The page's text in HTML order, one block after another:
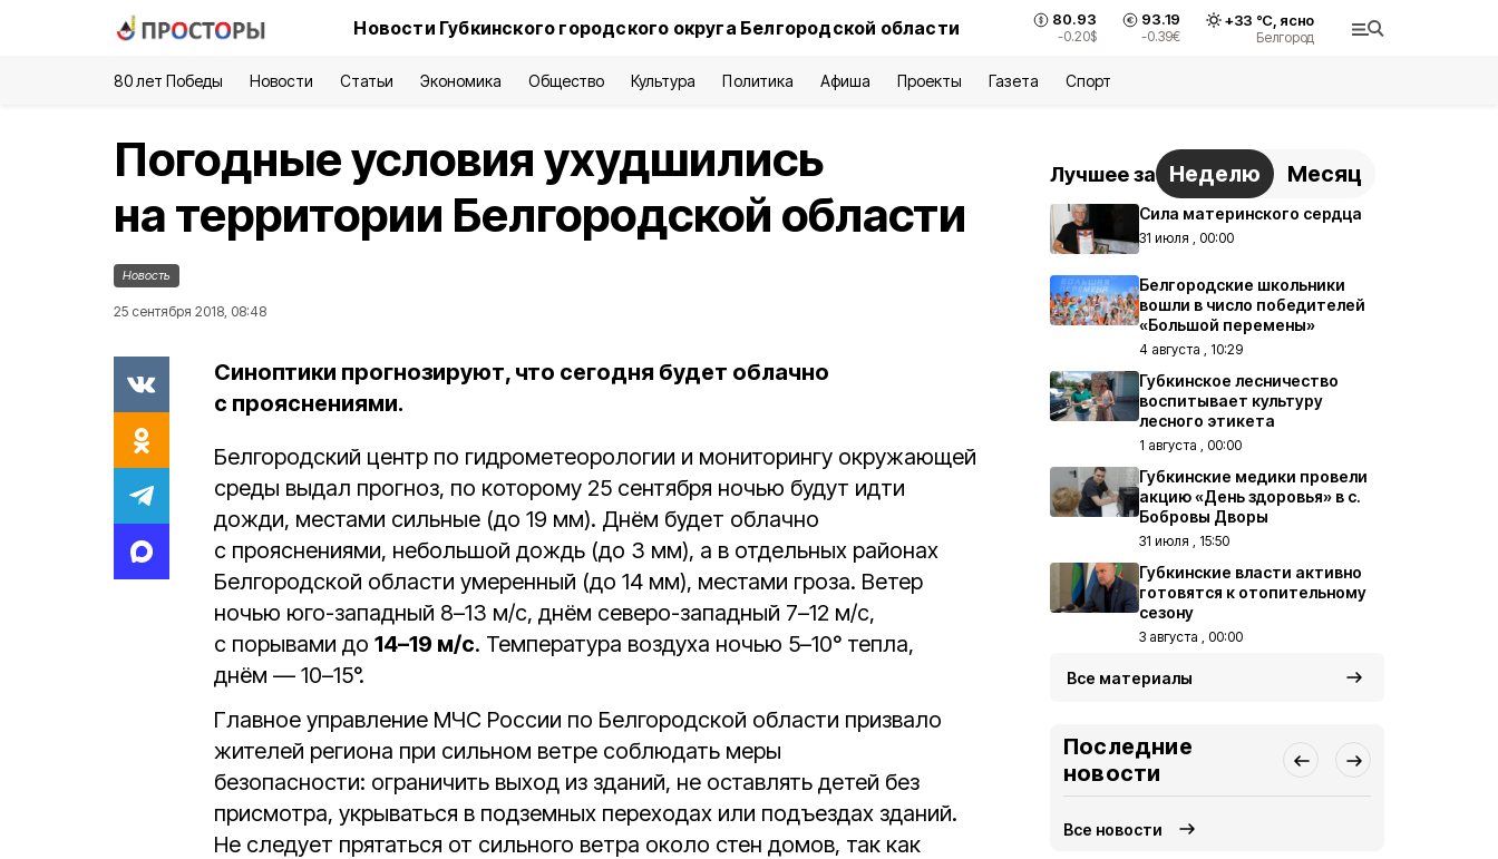
Новости Губкинского городского округа Белгородской области 80.93
-0.20$
93.19
-0.39€
+33 °С, ясно
Белгород
80 лет Победы Новости Статьи Экономика Общество Культура Политика Афиша Проекты Газета Спорт
Погодные условия ухудшились
на территории Белгородской области
Новость
25 сентября 2018, 08:48
Синоптики прогнозируют, что сегодня будет облачно
с прояснениями.
Белгородский центр по гидрометеорологии и мониторингу окружающей
среды выдал прогноз, по которому 25 сентября ночью будут идти
дожди, местами сильные (до 19 мм). Днём будет облачно
с прояснениями, небольшой дождь (до 3 мм), а в отдельных районах
Белгородской области умеренный (до 14 мм), местами гроза. Ветер
ночью юго-западный 8–13 м/с, днём северо-западный 7–12 м/с,
с порывами до 14–19 м/с. Температура воздуха ночью 5–10° тепла,
днём — 10–15°.
Главное управление МЧС России по Белгородской области призвало
жителей региона при сильном ветре соблюдать меры
безопасности: ограничить выход из зданий, не оставлять детей без
присмотра, укрываться в подземных переходах или подъездах зданий.
Не следует прятаться от сильного ветра около стен домов, так как
Лучшее за Неделю Месяц
Сила материнского сердца
31 июля , 00:00
Белгородские школьники
вошли в число победителей
«Большой перемены»
4 августа , 10:29
Губкинское лесничество
воспитывает культуру
лесного этикета
1 августа , 00:00
Губкинские медики провели
акцию «День здоровья» в с.
Бобровы Дворы
31 июля , 15:50
Губкинские власти активно
готовятся к отопительному
сезону
3 августа , 00:00
Все материалы
Последние
новости
Все новости